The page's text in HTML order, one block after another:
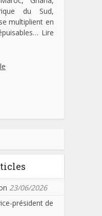
du Sud,
multiplient en
Lire
23/06/2026
président de